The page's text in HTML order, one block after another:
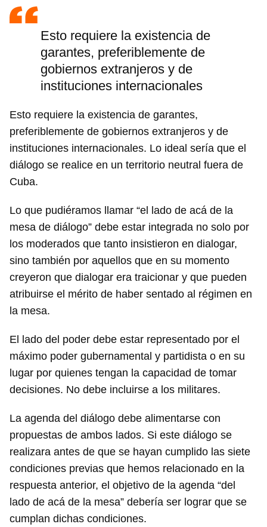
Esto requiere la existencia de
garantes, preferiblemente de
gobiernos extranjeros y de
instituciones internacionales
Esto requiere la existencia de garantes,
preferiblemente de gobiernos extranjeros y de
instituciones internacionales. Lo ideal sería que el
diálogo se realice en un territorio neutral fuera de
Cuba.
Lo que pudiéramos llamar “el lado de acá de la
mesa de diálogo” debe estar integrada no solo por
los moderados que tanto insistieron en dialogar,
sino también por aquellos que en su momento
creyeron que dialogar era traicionar y que pueden
atribuirse el mérito de haber sentado al régimen en
la mesa.
El lado del poder debe estar representado por el
máximo poder gubernamental y partidista o en su
lugar por quienes tengan la capacidad de tomar
decisiones. No debe incluirse a los militares.
La agenda del diálogo debe alimentarse con
propuestas de ambos lados. Si este diálogo se
realizara antes de que se hayan cumplido las siete
condiciones previas que hemos relacionado en la
respuesta anterior, el objetivo de la agenda “del
lado de acá de la mesa” debería ser lograr que se
cumplan dichas condiciones.